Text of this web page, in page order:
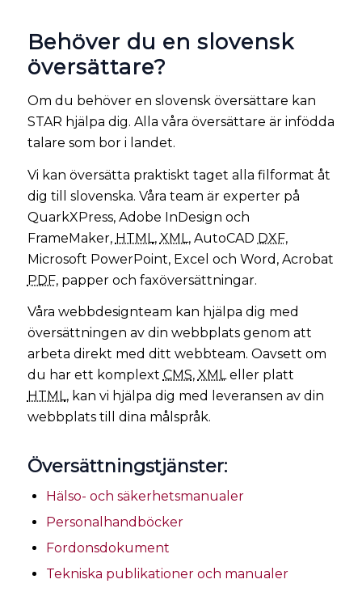
Behöver du en slovensk
översättare?
Om du behöver en slovensk översättare kan
STAR hjälpa dig. Alla våra översättare är infödda
talare som bor i landet.
Vi kan översätta praktiskt taget alla filformat åt
dig till slovenska. Våra team är experter på
QuarkXPress, Adobe InDesign och
FrameMaker, HTML , XML , AutoCAD DXF,
Microsoft PowerPoint, Excel och Word, Acrobat
PDF, papper och faxöversättningar.
Våra webbdesignteam kan hjälpa dig med
översättningen av din webbplats genom att
arbeta direkt med ditt webbteam. Oavsett om
du har ett komplext CMS, XMLeller platt
HTML, kan vi hjälpa dig med leveransen av din
webbplats till dina målspråk.
Översättningstjänster:
Hälso- och säkerhetsmanualer
Personalhandböcker
Fordonsdokument
Tekniska publikationer och manualer